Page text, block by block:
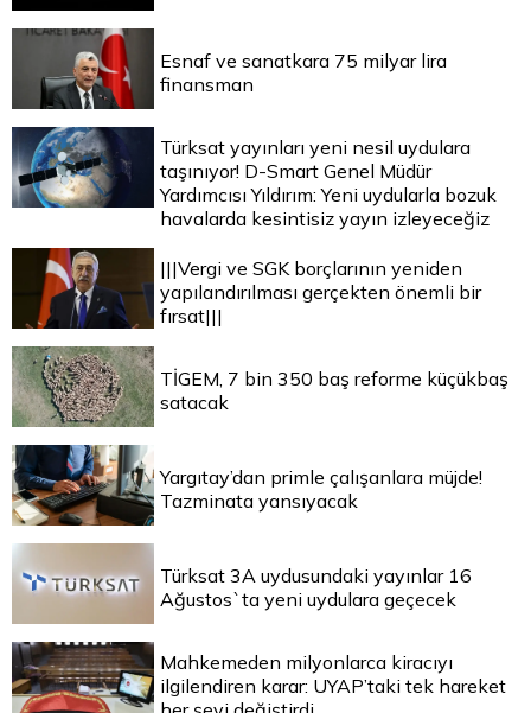
Esnaf ve sanatkara 75 milyar lira
finansman
Türksat yayınları yeni nesil uydulara
taşınıyor! D-Smart Genel Müdür
Yardımcısı Yıldırım: Yeni uydularla bozuk
havalarda kesintisiz yayın izleyeceğiz
|||Vergi ve SGK borçlarının yeniden
yapılandırılması gerçekten önemli bir
fırsat|||
TİGEM, 7 bin 350 baş reforme küçükbaş
satacak
Yargıtay’dan primle çalışanlara müjde!
Tazminata yansıyacak
Türksat 3A uydusundaki yayınlar 16
Ağustos`ta yeni uydulara geçecek
Mahkemeden milyonlarca kiracıyı
ilgilendiren karar: UYAP’taki tek hareket